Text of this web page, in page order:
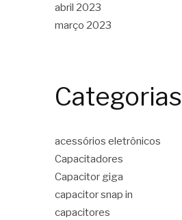
abril 2023
março 2023
Categorias
acessórios eletrônicos
Capacitadores
Capacitor giga
capacitor snap in
capacitores